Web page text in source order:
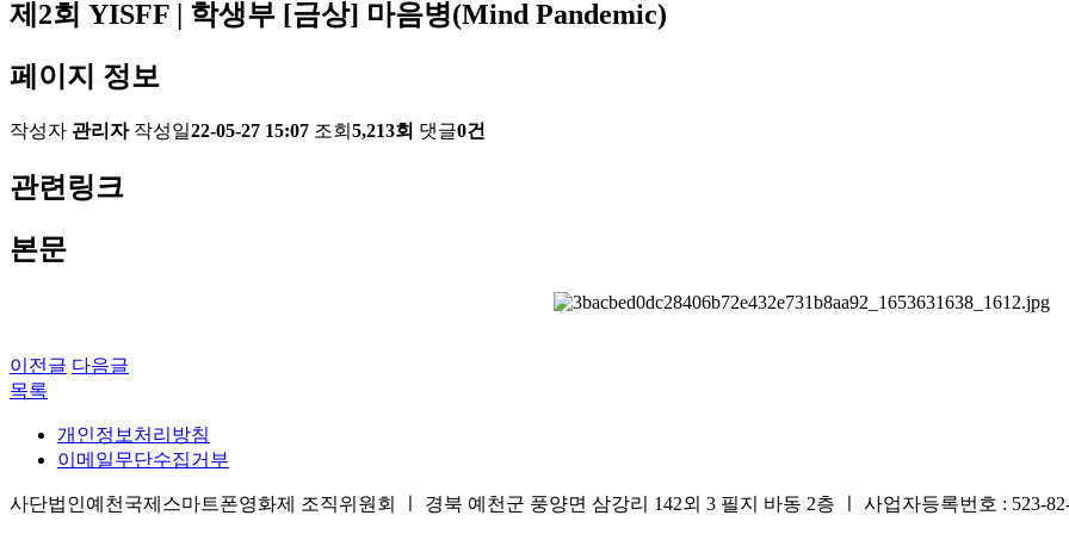
제2회 YISFF | 학생부 [금상] 마음병(Mind Pandemic)
페이지 정보
작성자 관리자 작성일22-05-27 15:07 조회 5,213회 댓글0건
관련링크
본문
이전글 다음글
목록
개인정보처리방침
이메일무단수집거부
사단법인예천국제스마트폰영화제 조직위원회 ㅣ 경북 예천군 풍양면 삼강리 142외 3 필지 바동 2층 ㅣ 사업자등록번호 : 523-